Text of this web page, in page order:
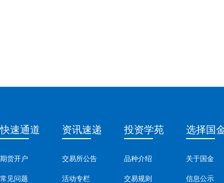
快速通道
期货开户
常见问题
资讯速递
交易所公告
活动专栏
投资学苑
品种介绍
交易规则
选择国
关于国金
信息公示